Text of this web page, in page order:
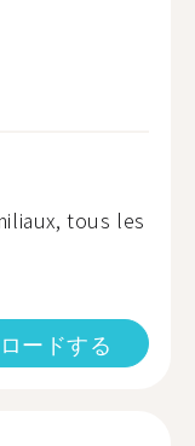
tous les
ードする